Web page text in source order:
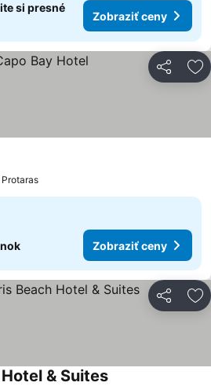
si presné
Zobraziť ceny
Zdieľať
Protaras
Zobraziť ceny
Zdieľať
& Suites